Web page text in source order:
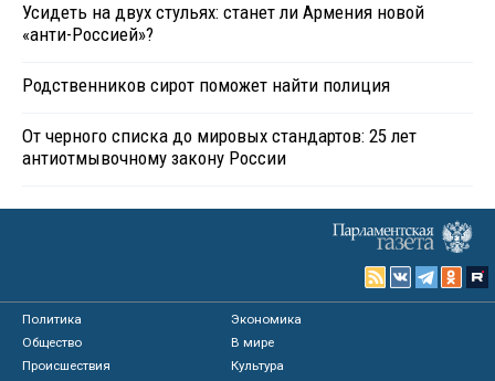
Усидеть на двух стульях: станет ли Армения новой
«анти-Россией»?
Родственников сирот поможет найти полиция
От черного списка до мировых стандартов: 25 лет
антиотмывочному закону России
Политика
Экономика
Общество
В мире
Происшествия
Культура